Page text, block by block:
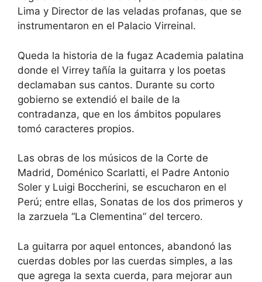
Lima y Director de las veladas profanas, que se
instrumentaron en el Palacio Virreinal.
Queda la historia de la fugaz Academia palatina
donde el Virrey tañía la guitarra y los poetas
declamaban sus cantos. Durante su corto
gobierno se extendió el baile de la
contradanza, que en los ámbitos populares
tomó caracteres propios.
Las obras de los músicos de la Corte de
Madrid, Doménico Scarlatti, el Padre Antonio
Soler y Luigi Boccherini, se escucharon en el
Perú; entre ellas, Sonatas de los dos primeros y
la zarzuela “La Clementina” del tercero.
La guitarra por aquel entonces, abandonó las
cuerdas dobles por las cuerdas simples, a las
que agrega la sexta cuerda, para mejorar aun